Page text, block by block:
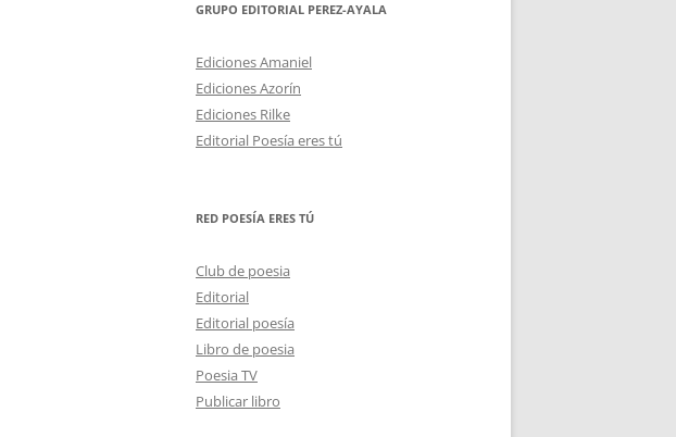
GRUPO EDITORIAL PEREZ-AYALA
Ediciones Amaniel
Ediciones Azorín
Ediciones Rilke
Editorial Poesía eres tú
RED POESÍA ERES TÚ
Club de poesia
Editorial
Editorial poesía
Libro de poesia
Poesia TV
Publicar libro